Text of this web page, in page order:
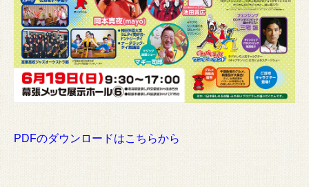
PDFのダウンロードはこちらから